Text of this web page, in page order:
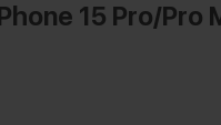
15 Pro/Pro